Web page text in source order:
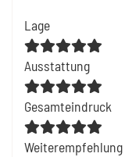
Lage
Ausstattung
Gesamteindruck
Weiterempfehlung